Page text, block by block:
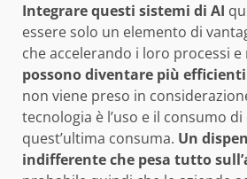
Integrare questi sistemi di AI
essere solo un elemento di
che accelerando i loro processi
possono diventare più
non viene preso in
tecnologia è l’uso e il consumo
quest’ultima consuma. Un
indifferente che pesa tutto